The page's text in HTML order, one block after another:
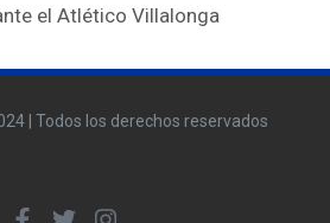
el Atlético Villalonga
| Todos los derechos reservados